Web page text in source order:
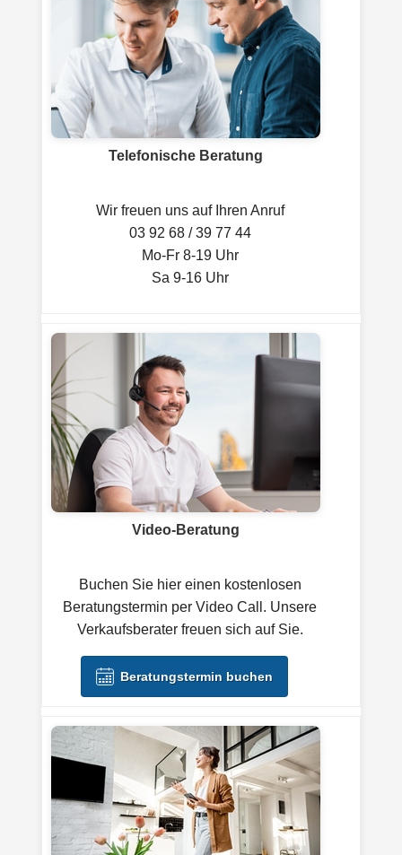
Telefonische Beratung
Wir freuen uns auf Ihren Anruf
03 92 68 / 39 77 44
Mo-Fr 8-19 Uhr
Sa 9-16 Uhr
Video-Beratung
Buchen Sie hier einen kostenlosen
Beratungstermin per Video Call. Unsere
Verkaufsberater freuen sich auf Sie.
Beratungstermin buchen